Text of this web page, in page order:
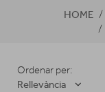
HOME
Ordenar per:
Rellevància